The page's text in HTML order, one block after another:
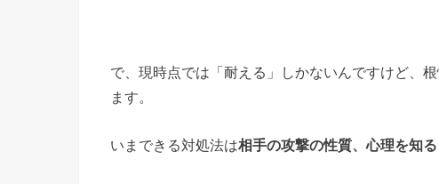
で、現時点では「耐える」しかないんですけど、
ます。
いまできる対処法は相手の攻撃の性質、心理を知る